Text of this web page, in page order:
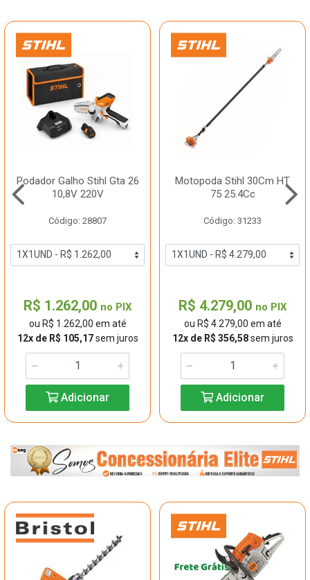
Podador Galho Stihl Gta 26
10,8V 220V
Código: 28807
R$ 1.262,00 no PIX
ou R$ 1.262,00 em até
12x de R$ 105,17sem juros
Adicionar
Motopoda Stihl 30Cm HT
75 25.4Cc
Código: 31233
R$ 4.279,00 no PIX
ou R$ 4.279,00 em até
12x de R$ 356,58sem juros
Adicionar